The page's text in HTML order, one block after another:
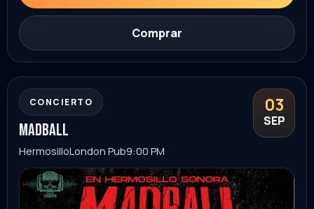
Ver evento
FAMILIAR
lucha libre AAA
Durangopalenque de durango8:30 PM
04